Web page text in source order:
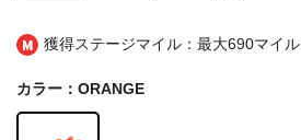
獲得ステージマイル：最大690マイル
カラー：ORANGE